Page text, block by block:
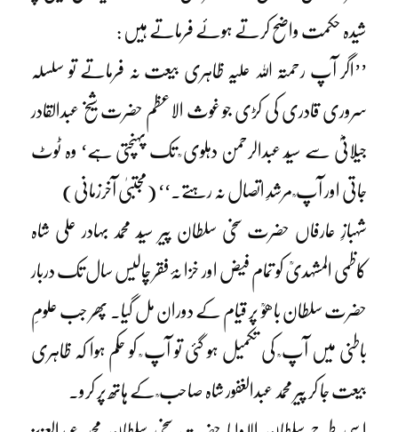
شیدہ حکمت واضح کرتے ہوئے فرماتے ہیں :
’’اگر آپ رحمتہ اللہ علیہ ظاہری بیعت نہ فرماتے تو سلسلہ
سروری قادری کی کڑی جو غوث الاعظم حضرت شیخ عبدالقادر
جیلانیؓ سے سیّد عبدالرحمن دہلوی ؒ تک پہنچتی ہے‘ وہ ٹوٹ
جاتی اور آپ ؒ مرشدِ اتصال نہ رہتے۔‘‘ (مجتبیٰ آخرزمانی)
شہبازِ عارفاں حضرت سخی سلطان پیر سیّد محمد بہادر علی شاہ
کاظمی المشہدیؒ کو تمام فیض اور خزا نۂ فقر چالیس سال تک دربار
حضرت سلطان باھوؒ پر قیام کے دوران مل گیا۔ پھر جب علومِ
باطنی میں آپ ؒ کی تکمیل ہو گئی تو آپ ؒ کو حکم ہوا کہ ظاہری
بیعت جا کر پیر محمد عبدالغفور شاہ صاحب ؒ کے ہاتھ پر کرو۔